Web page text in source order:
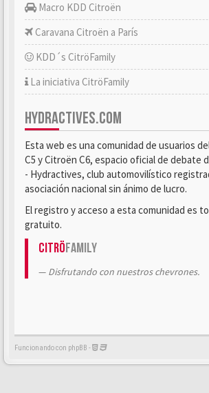
Macro KDD Citroën
Caravana Citroën a París
KDD´s CitröFamily
La iniciativa CitröFamily
HYDRACTIVES.COM
Esta web es una comunidad de usuarios
C5 y Citroën C6, espacio oficial de debate
- Hydractives, club automovilístico
asociación nacional sin ánimo de lucro.
El registro y acceso a esta comunidad es
gratuito.
CitröFamily
Disfrutando con nuestros chevrones.
Funcionando con phpBB -